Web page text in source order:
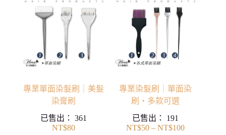
專業單面染髮刷｜美髮
染膏刷
已售出：361
NT$80
專業染髮刷｜單面染
刷・多款可選
已售出： 191
NT$50 – NT$100價